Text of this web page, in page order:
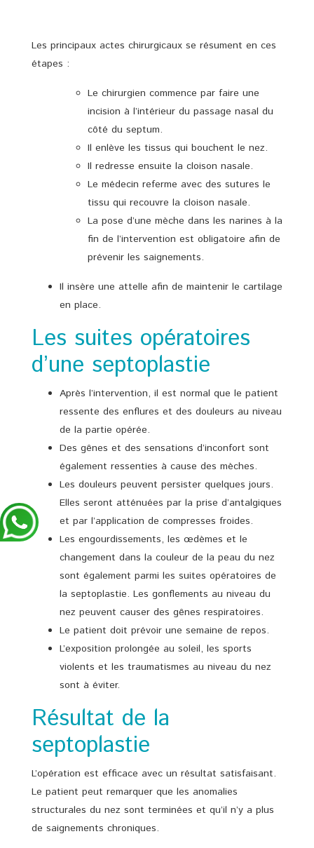
Les principaux actes chirurgicaux se résument en ces
étapes :
Le chirurgien commence par faire une
incision à l’intérieur du passage nasal du
côté du septum.
Il enlève les tissus qui bouchent le nez.
Il redresse ensuite la cloison nasale.
Le médecin referme avec des sutures le
tissu qui recouvre la cloison nasale.
La pose d’une mèche dans les narines à la
fin de l’intervention est obligatoire afin de
prévenir les saignements.
Il insère une attelle afin de maintenir le cartilage
en place.
Les suites opératoires
d’une septoplastie
Après l’intervention, il est normal que le patient
ressente des enflures et des douleurs au niveau
de la partie opérée.
Des gênes et des sensations d’inconfort sont
également ressenties à cause des mèches.
Les douleurs peuvent persister quelques jours.
Elles seront atténuées par la prise d’antalgiques
et par l’application de compresses froides.
Les engourdissements, les œdèmes et le
changement dans la couleur de la peau du nez
sont également parmi les suites opératoires de
la septoplastie. Les gonflements au niveau du
nez peuvent causer des gênes respiratoires.
Le patient doit prévoir une semaine de repos.
L’exposition prolongée au soleil, les sports
violents et les traumatismes au niveau du nez
sont à éviter.
Résultat de la
septoplastie
L’opération est efficace avec un résultat satisfaisant.
Le patient peut remarquer que les anomalies
structurales du nez sont terminées et qu’il n’y a plus
de saignements chroniques.